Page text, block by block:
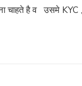
है व उसमे KYC ,